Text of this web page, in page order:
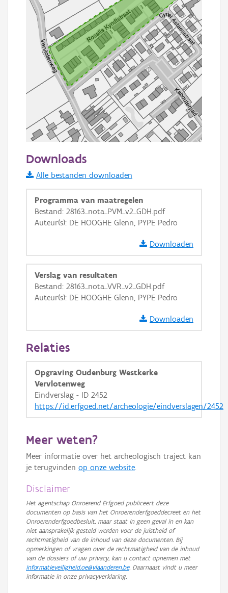
Informatie Vlaanderen
i
+ −
Basis Lagen
GRB-Basiskaart in grijswaarden
Downloads
Alle bestanden downloaden
Programma van maatregelen
Bestand: 28163_nota_PVM_v2_GDH.pdf
Auteur(s): DE HOOGHE Glenn, PYPE Pedro
Downloaden
Verslag van resultaten
Bestand: 28163_nota_VVR_v2_GDH.pdf
Auteur(s): DE HOOGHE Glenn, PYPE Pedro
Downloaden
Relaties
Opgraving Oudenburg Westkerke
Vervlotenweg
Eindverslag - ID 2452
https://id.erfgoed.net/archeologie/eindverslagen/2452
Meer weten?
Meer informatie over het archeologisch traject kan
je terugvinden op onze website.
Disclaimer
Het agentschap Onroerend Erfgoed publiceert deze
documenten op basis van het Onroerenderfgoeddecreet en het
Onroerenderfgoedbesluit, maar staat in geen geval in en kan
niet aansprakelijk gesteld worden voor de juistheid of
rechtmatigheid van de inhoud van deze documenten. Bij
opmerkingen of vragen over de rechtmatigheid van de inhoud
van de dossiers of uw privacy, kan u contact opnemen met
informatieveiligheid.oe@vlaanderen.be. Daarnaast vindt u meer
informatie in onze privacyverklaring.